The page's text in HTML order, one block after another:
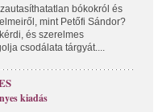
bókokról és
mint Petőfi Sándor?
és szerelmes
csodálata tárgyát....
kiadás